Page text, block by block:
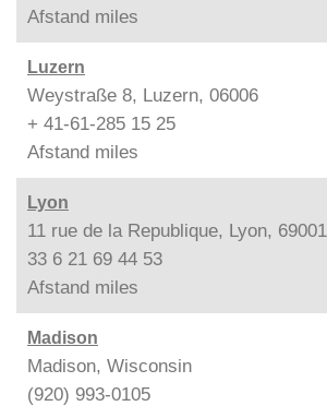
Afstand miles
Luzern
Weystraße 8, Luzern, 06006
+ 41-61-285 15 25
Afstand miles
Lyon
11 rue de la Republique, Lyon, 69001
33 6 21 69 44 53
Afstand miles
Madison
Madison, Wisconsin
(920) 993-0105